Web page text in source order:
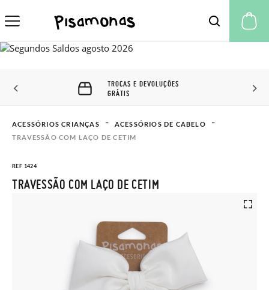
TROCAS E DEVOLUÇÕES
GRÁTIS
ACESSÓRIOS CRIANÇAS
ACESSÓRIOS DE CABELO
TRAVESSÃO COM LAÇO DE CETIM
REF 1424
TRAVESSÃO COM LAÇO DE CETIM